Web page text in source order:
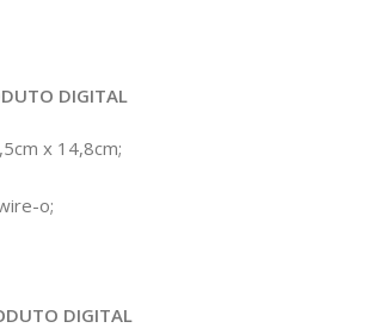
DIGITAL
x 14,8cm;
o;
DIGITAL